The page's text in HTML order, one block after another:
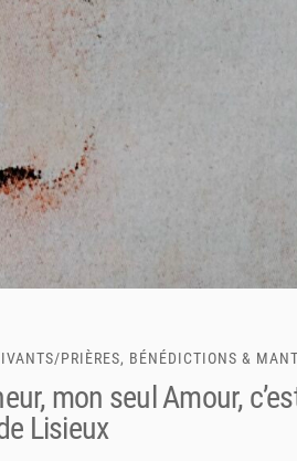
/PRIÈRES, BÉNÉDICTIONS &
mon seul Amour,
Lisieux